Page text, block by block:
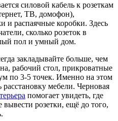
силовой кабель к розеткам
ТВ, домофон),
и распаячные коробки. Здесь
сколько розеток в
пол и умный дом.
закладывайте больше, чем
рабочий стол, прикроватные
по 3-5 точек. Именно на этом
расстановку мебели. Черновая
помогает увидеть, где
вывести розетки, ещё до того,